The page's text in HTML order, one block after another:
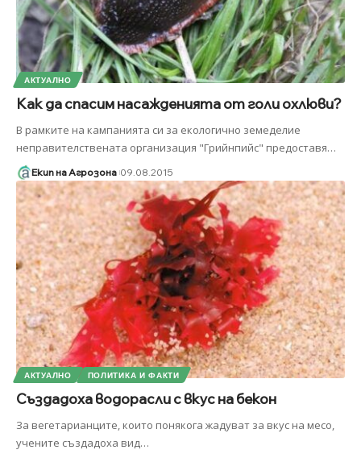
АКТУАЛНО
Как да спасим насажденията от голи охлюви?
В рамките на кампанията си за екологично земеделие
неправителствената организация "Грийнпийс" предоставя…
Екип на Агрозона 09.08.2015
АКТУАЛНО ПОЛИТИКА И ФАКТИ
Създадоха водорасли с вкус на бекон
За вегетарианците, които понякога жадуват за вкус на месо,
учените създадоха вид…